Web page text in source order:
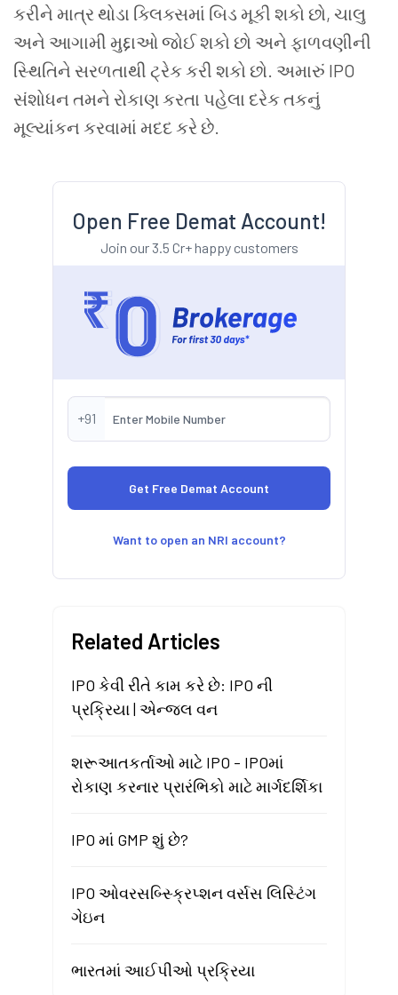
કરીને માત્ર થોડા ક્લિક્સમાં બિડ મૂકી શકો છો, ચાલુ
અને આગામી મુદ્દાઓ જોઈ શકો છો અને ફાળવણીની
સ્થિતિને સરળતાથી ટ્રેક કરી શકો છો. અમારું IPO
સંશોધન તમને રોકાણ કરતા પહેલા દરેક તકનું
મૂલ્યાંકન કરવામાં મદદ કરે છે.
Open Free Demat Account!
Join our 3.5 Cr+ happy customers
+91
Want to open an NRI account?
Related Articles
IPO કેવી રીતે કામ કરે છે: IPO ની
પ્રક્રિયા | એન્જલ વન
શરૂઆતકર્તાઓ માટે IPO - IPOમાં
રોકાણ કરનાર પ્રારંભિકો માટે માર્ગદર્શિકા
IPO માં GMP શું છે?
IPO ઓવરસબ્સ્ક્રિપ્શન વર્સસ લિસ્ટિંગ
ગેઇન
ભારતમાં આઈપીઓ પ્રક્રિયા